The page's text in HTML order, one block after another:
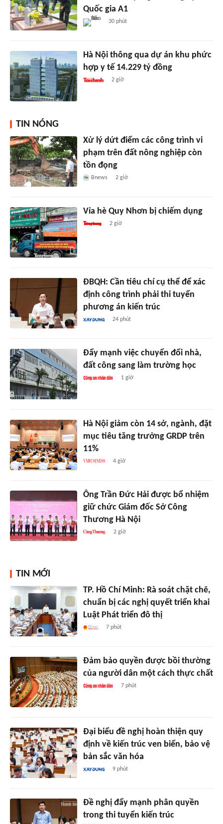
Quốc gia A1
30 phút
Hà Nội thông qua dự án khu phức
hợp y tế 14.229 tỷ đồng
2 giờ
TIN NÓNG
Xử lý dứt điểm các công trình vi
phạm trên đất nông nghiệp còn
tồn đọng
Bnews 2 giờ
Vỉa hè Quy Nhơn bị chiếm dụng
2 giờ
ĐBQH: Cần tiêu chí cụ thể để xác
định công trình phải thi tuyển
phương án kiến trúc
24 phút
Đẩy mạnh việc chuyển đổi nhà,
đất công sang làm trường học
1 giờ
Hà Nội giảm còn 14 sở, ngành, đặt
mục tiêu tăng trưởng GRDP trên
11%
4 giờ
Ông Trần Đức Hải được bổ nhiệm
giữ chức Giám đốc Sở Công
Thương Hà Nội
2 giờ
TIN MỚI
TP. Hồ Chí Minh: Rà soát chặt chẽ,
chuẩn bị các nghị quyết triển khai
Luật Phát triển đô thị
7 phút
Đảm bảo quyền được bồi thường
của người dân một cách thực chất
7 phút
Đại biểu đề nghị hoàn thiện quy
định về kiến trúc ven biển, bảo vệ
bản sắc văn hóa
9 phút
Đề nghị đẩy mạnh phân quyền
trong thi tuyển kiến trúc